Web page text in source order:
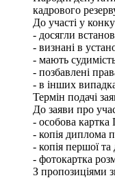
кадрового
До участі у
- досягли
- визнані в
- мають
- позбавлені
- в інших
Термін подачі
До заяви про
- особова
- копія диплома
- копія першої
- фотокартка
З пропозиціями